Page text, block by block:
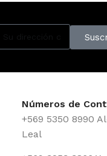
Números de
+569 5350 8990
Leal